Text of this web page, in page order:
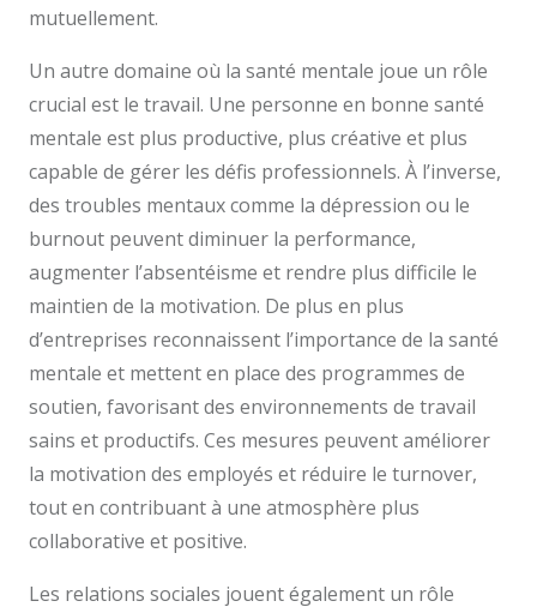
mutuellement.
Un autre domaine où la santé mentale joue un rôle
crucial est le travail. Une personne en bonne santé
mentale est plus productive, plus créative et plus
capable de gérer les défis professionnels. À l’inverse,
des troubles mentaux comme la dépression ou le
burnout peuvent diminuer la performance,
augmenter l’absentéisme et rendre plus difficile le
maintien de la motivation. De plus en plus
d’entreprises reconnaissent l’importance de la santé
mentale et mettent en place des programmes de
soutien, favorisant des environnements de travail
sains et productifs. Ces mesures peuvent améliorer
la motivation des employés et réduire le turnover,
tout en contribuant à une atmosphère plus
collaborative et positive.
Les relations sociales jouent également un rôle